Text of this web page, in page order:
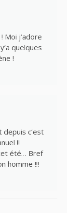
Moi j’adore
quelques
!
depuis c’est
!!
été… Bref
homme !!!